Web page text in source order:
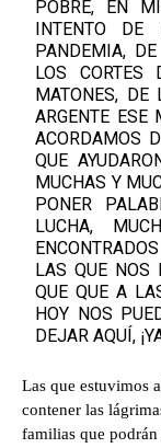
POBRE, EN
INTENTO
PANDEMIA,
LOS
MATONES, DE
ARGENTE
ACORDAMOS
QUE
MUCHAS Y
PONER
LUCHA,
LAS QUE
QUE QUE A
HOY NOS
DEJAR AQUÍ,
Las que estuvimos
contener las
familias que